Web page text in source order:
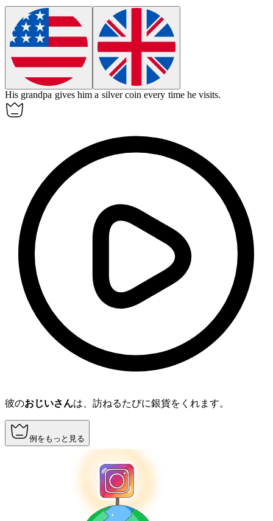
His grandpa gives him a silver coin every time he visits.
彼のおじいさんは、訪ねるたびに銀貨をくれます。
例をもっと見る